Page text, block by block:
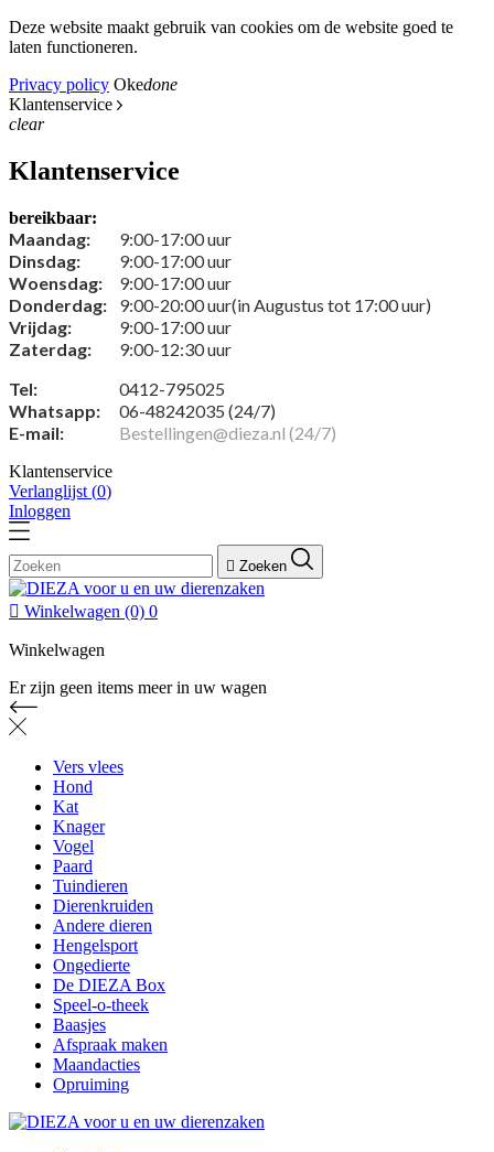
Deze website maakt gebruik van cookies om de website goed te
laten functioneren.
Privacy policy Okedone
Klantenservice
clear
Klantenservice
bereikbaar:
Maandag:
9:00-17:00 uur
Dinsdag:
9:00-17:00 uur
Woensdag:
9:00-17:00 uur
Donderdag:
9:00-20:00 uur(in Augustus tot 17:00 uur)
Vrijdag:
9:00-17:00 uur
Zaterdag:
9:00-12:30 uur
Tel:
0412-795025
Whatsapp:
06-48242035 (24/7)
E-mail:
Bestellingen@dieza.nl (24/7)
Klantenservice
Verlanglijst (0)
Inloggen
 Zoeken
 Winkelwagen (0) 0
Winkelwagen
Er zijn geen items meer in uw wagen
Vers vlees
Hond
Kat
Knager
Vogel
Paard
Tuindieren
Dierenkruiden
Andere dieren
Hengelsport
Ongedierte
De DIEZA Box
Speel-o-theek
Baasjes
Afspraak maken
Maandacties
Opruiming